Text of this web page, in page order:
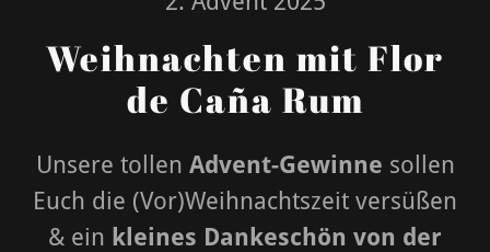
Weihnachten mit Flor
de Caña Rum
Unsere tollen Advent-Gewinne sollen
Euch die (Vor)Weihnachtszeit versüßen
& ein kleines Dankeschön von der